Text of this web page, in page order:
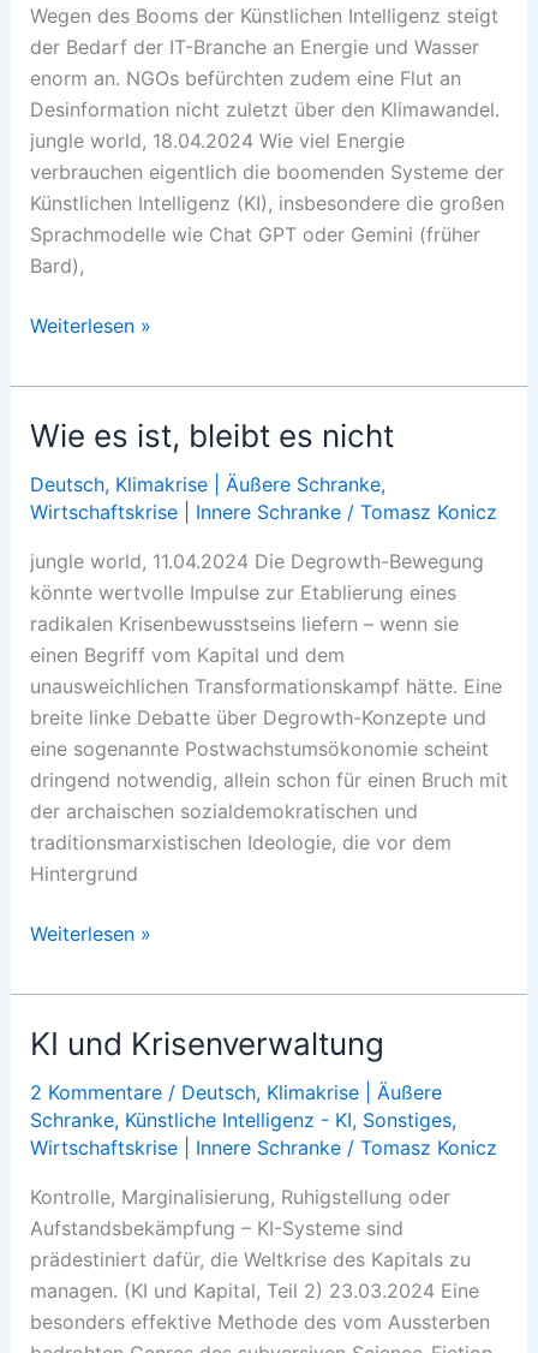
Wegen des Booms der Künstlichen Intelligenz steigt
der Bedarf der IT-Branche an Energie und Wasser
enorm an. NGOs befürchten zudem eine Flut an
Desinformation nicht zuletzt über den Klimawandel.
jungle world, 18.04.2024 Wie viel Energie
verbrauchen eigentlich die boomenden Systeme der
Künstlichen Intelligenz (KI), insbesondere die großen
Sprachmodelle wie Chat GPT oder Gemini (früher
Bard),
Mehr
mehr
Durst
Weiterlesen »
Wie es ist, bleibt es nicht
Deutsch, Klimakrise | Äußere Schranke,
Wirtschaftskrise | Innere Schranke/ Tomasz Konicz
jungle world, 11.04.2024 Die Degrowth-Bewegung
könnte wertvolle Impulse zur Etablierung eines
radikalen Krisenbewusstseins liefern – wenn sie
einen Begriff vom Kapital und dem
unausweichlichen Transformationskampf hätte. Eine
breite linke Debatte über Degrowth-Konzepte und
eine sogenannte Postwachstumsökonomie scheint
dringend notwendig, allein schon für einen Bruch mit
der archaischen sozialdemokratischen und
traditionsmarxistischen Ideologie, die vor dem
Hintergrund
Wie
ist,
es
nicht
Weiterlesen »
KI und Krisenverwaltung
2 Kommentare / Deutsch, Klimakrise | Äußere
Schranke, Künstliche Intelligenz - KI, Sonstiges,
Wirtschaftskrise | Innere Schranke/ Tomasz Konicz
Kontrolle, Marginalisierung, Ruhigstellung oder
Aufstandsbekämpfung – KI-Systeme sind
prädestiniert dafür, die Weltkrise des Kapitals zu
managen. (KI und Kapital, Teil 2) 23.03.2024 Eine
besonders effektive Methode des vom Aussterben